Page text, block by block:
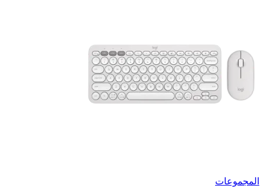
المجموعات